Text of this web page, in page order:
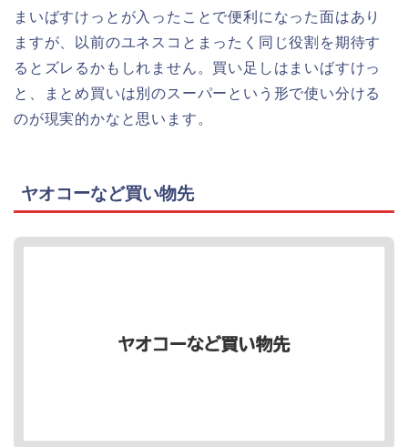
まいばすけっとが入ったことで便利になった面はあり
ますが、以前のユネスコとまったく同じ役割を期待す
るとズレるかもしれません。買い足しはまいばすけっ
と、まとめ買いは別のスーパーという形で使い分ける
のが現実的かなと思います。
ヤオコーなど買い物先